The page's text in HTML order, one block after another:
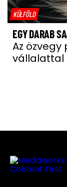
KÜLFÖLD
EGY DARAB
Az
vállalattal